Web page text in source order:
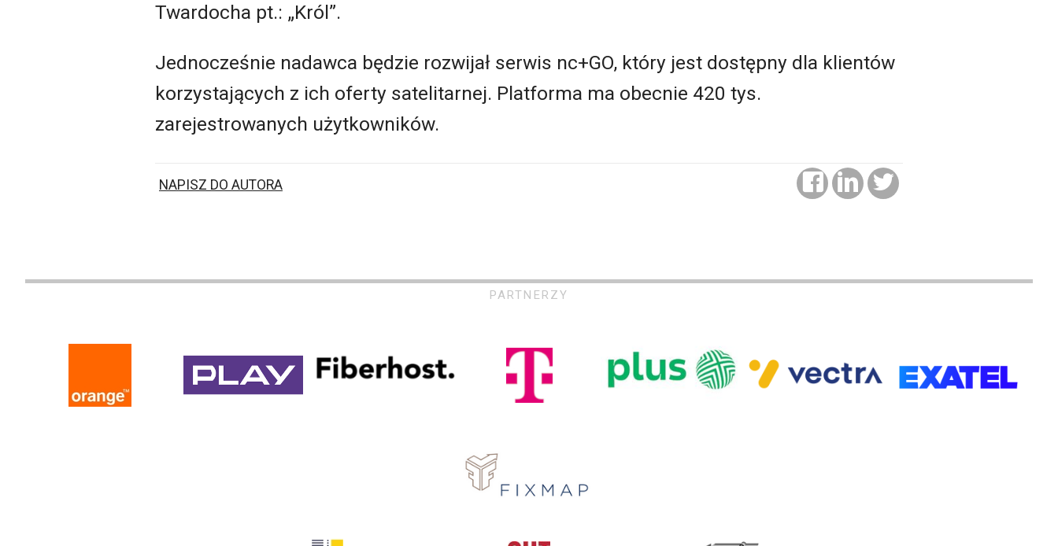
Twardocha pt.: „Król”.
Jednocześnie nadawca będzie rozwijał serwis nc+GO, który jest dostępny dla klientów
korzystających z ich oferty satelitarnej. Platforma ma obecnie 420 tys.
zarejestrowanych użytkowników.
NAPISZ DO AUTORA
PARTNERZY